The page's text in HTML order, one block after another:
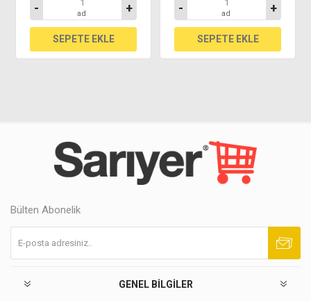
- ad + - ad +
Bülten Abonelik
GENEL BILGILER